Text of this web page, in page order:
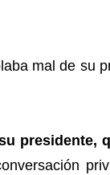
mal de su
presidente,